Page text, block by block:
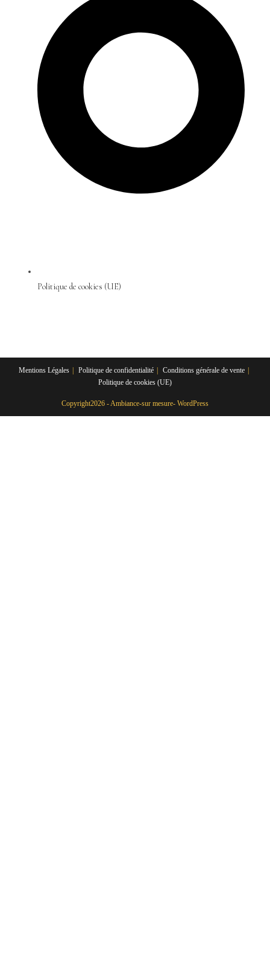
Politique de cookies (UE)
Mentions Légales Politique de confidentialité
Conditions générale de vente
Politique de cookies (UE)
Copyright2026 - Ambiance-sur mesure- WordPress